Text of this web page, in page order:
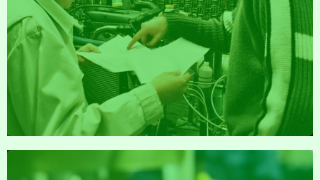
Découvre tous les avantages du contrat
d’apprentissage industriel et accède à tous les
documents utiles et nécessaires